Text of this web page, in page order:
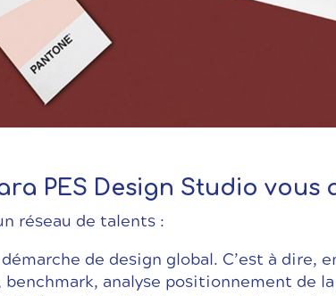
PES Design Studio vous
réseau de talents :
de design global. C’est à
analyse positionnement de